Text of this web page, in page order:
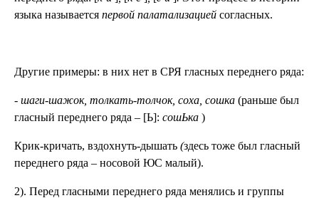
языка называется первой палатализацией согласных.
Другие примеры: в них нет в СРЯ гласных переднего ряда:
- шаги-шажок, толкать-толчок, соха, сошка (раньше был
гласный переднего ряда – [Ь]: сошЬка )
Крик-кричать, вздохнуть-дышать (здесь тоже был гласный
переднего ряда – носовой ЮС малый).
2). Перед гласными переднего ряда менялись и группы